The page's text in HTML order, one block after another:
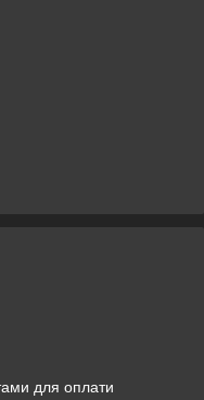
для оплати